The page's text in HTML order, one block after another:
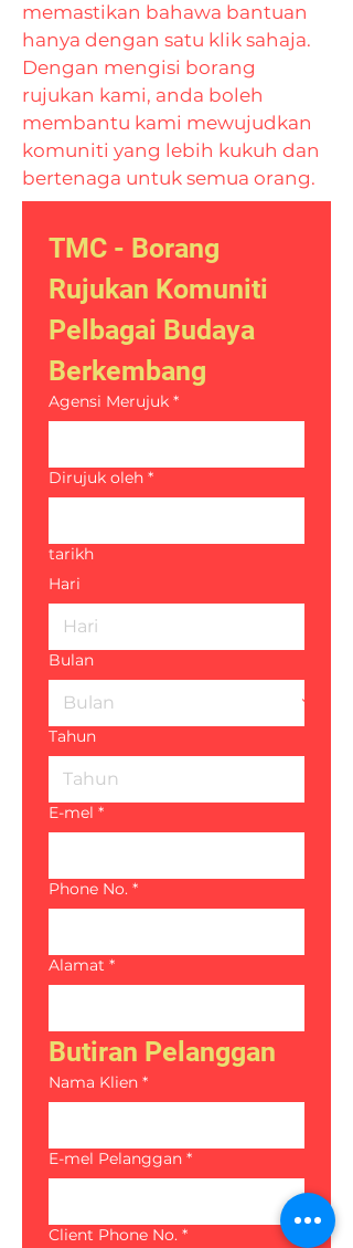
memastikan bahawa bantuan
hanya dengan satu klik sahaja.
Dengan mengisi borang
rujukan kami, anda boleh
membantu kami mewujudkan
komuniti yang lebih kukuh dan
bertenaga untuk semua orang.
TMC - Borang
Rujukan Komuniti
Pelbagai Budaya
Berkembang
Agensi Merujuk *
Dirujuk oleh *
tarikh
Hari
Bulan
Tahun
E-mel *
Phone No. *
Alamat *
Butiran Pelanggan
Nama Klien *
E-mel Pelanggan *
Client Phone No. *